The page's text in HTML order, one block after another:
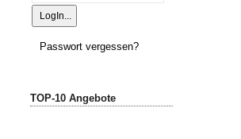
Passwort vergessen?
TOP-10 Angebote